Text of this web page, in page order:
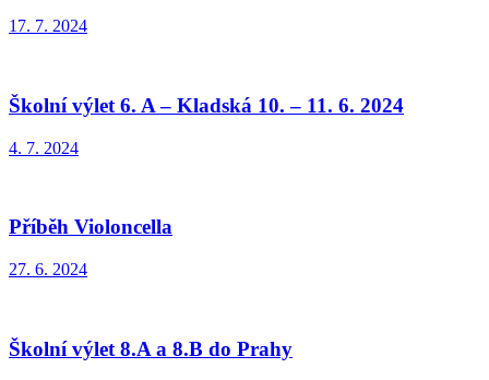
17. 7. 2024
Školní výlet 6. A – Kladská 10. – 11. 6. 2024
4. 7. 2024
Příběh Violoncella
27. 6. 2024
Školní výlet 8.A a 8.B do Prahy